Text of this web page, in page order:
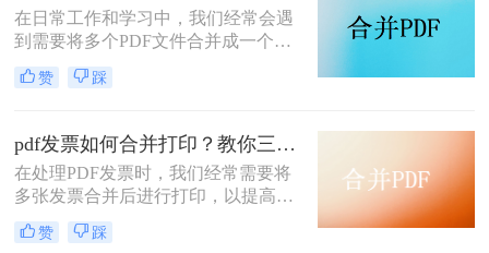
在日常工作和学习中，我们经常会遇
到需要将多个PDF文件合并成一个文
件的需求。无论是为了整理资料、简
化分享流程，还是为了更方便地阅读
的功能。那么怎么把pdf合并成一个
pdf呢？以下将详细介绍几种常用的
PDF合并方法，帮助您轻松实现这一
目标。
赞 踩
pdf发票如何合并打印？教你三种简单合并方法！
在处理PDF发票时，我们经常需要将
多张发票合并后进行打印，以提高工
作效率和节省纸张。那么PDF发票如
何合并打印呢？以下将介绍三种合并
赞 踩